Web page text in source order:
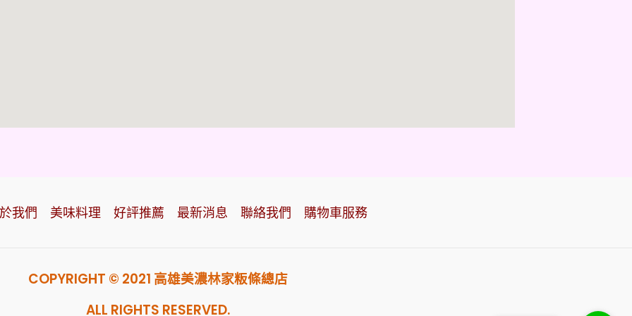
我們 美味料理 好評推薦 最新消息 聯絡我們 購物車服務
COPYRIGHT © 2021 高雄美濃林家粄條總店
ALL RIGHTS RESERVED.